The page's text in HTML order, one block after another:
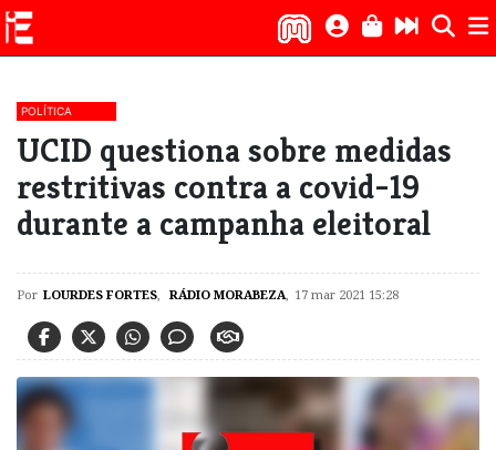
POLÍTICA
UCID questiona sobre medidas
restritivas contra a covid-19
durante a campanha eleitoral
Por LOURDES FORTES, RÁDIO MORABEZA, 17 mar 2021 15:28